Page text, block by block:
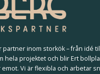
partner inom storkök – från idé
hela projektet och blir Ert
Vi är flexibla och arbetar